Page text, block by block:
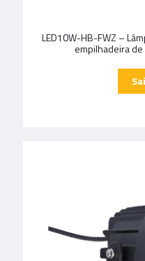
LED10W-HB-FWZ –
empilhadeira